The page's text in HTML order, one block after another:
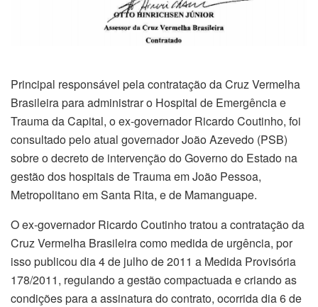
Principal responsável pela contratação da Cruz Vermelha
Brasileira para administrar o Hospital de Emergência e
Trauma da Capital, o ex-governador Ricardo Coutinho, foi
consultado pelo atual governador João Azevedo (PSB)
sobre o decreto de intervenção do Governo do Estado na
gestão dos hospitais de Trauma em João Pessoa,
Metropolitano em Santa Rita, e de Mamanguape.
O ex-governador Ricardo Coutinho tratou a contratação da
Cruz Vermelha Brasileira como medida de urgência, por
isso publicou dia 4 de julho de 2011 a Medida Provisória
178/2011, regulando a gestão compactuada e criando as
condições para a assinatura do contrato, ocorrida dia 6 de